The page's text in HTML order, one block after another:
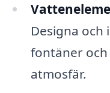
Designa och
fontäner
atmosfär.